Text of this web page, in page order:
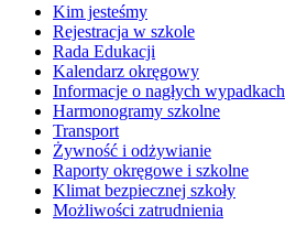
Kim jesteśmy
Rejestracja w szkole
Rada Edukacji
Kalendarz okręgowy
Informacje o nagłych wypadkach
Harmonogramy szkolne
Transport
Żywność i odżywianie
Raporty okręgowe i szkolne
Klimat bezpiecznej szkoły
Możliwości zatrudnienia